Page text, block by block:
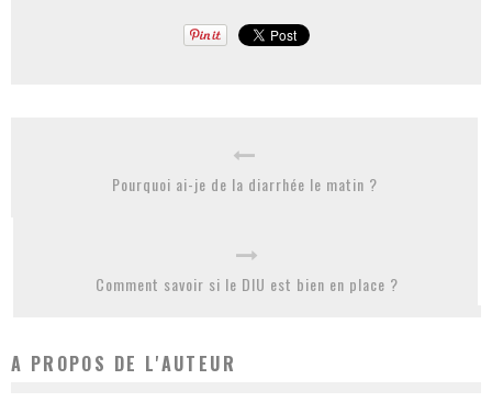
Pourquoi ai-je de la diarrhée le matin ?
Comment savoir si le DIU est bien en place ?
A PROPOS DE L'AUTEUR